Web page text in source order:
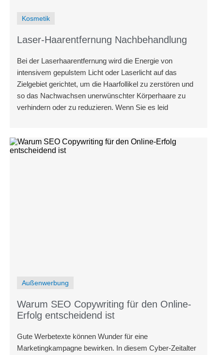
Kosmetik
Laser-Haarentfernung Nachbehandlung
Bei der Laserhaarentfernung wird die Energie von
intensivem gepulstem Licht oder Laserlicht auf das
Zielgebiet gerichtet, um die Haarfollikel zu zerstören und
so das Nachwachsen unerwünschter Körperhaare zu
verhindern oder zu reduzieren. Wenn Sie es leid
Außenwerbung
Warum SEO Copywriting für den Online-
Erfolg entscheidend ist
Gute Werbetexte können Wunder für eine
Marketingkampagne bewirken. In diesem Cyber-Zeitalter